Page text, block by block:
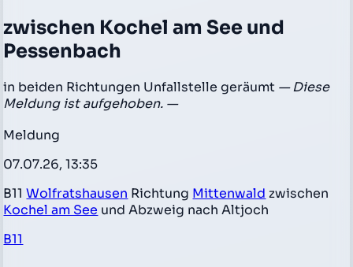
zwischen Kochel am See und
Pessenbach
in beiden Richtungen Unfallstelle geräumt — Diese
Meldung ist aufgehoben. —
Meldung
07.07.26, 13:35
B11Wolfratshausen Richtung Mittenwald zwischen
Kochel am See und Abzweig nach Altjoch
B11